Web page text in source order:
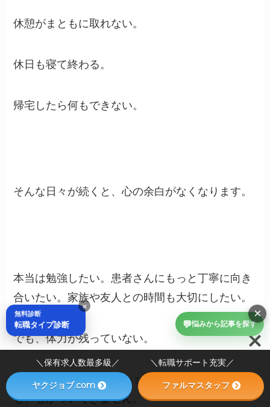
休憩がまともに取れない。
休日も寝て終わる。
帰宅したら何もできない。
そんな日々が続くと、心の余白がなくなります。
本当は勉強したい。患者さんにもっと丁寧に向き
合いたい。家族や友人との時間も大切にしたい。
でも、体力が残っていない。
この状態で「モチベーションを上げよう」として
も、心がついてきません。
💬悩みから記事を探す
×
×
無料診断
転職タイプ診断
＼保有求人数最多級／ ＼転職サポート充実／
ヤクジョブ.com ファルマスタッフ